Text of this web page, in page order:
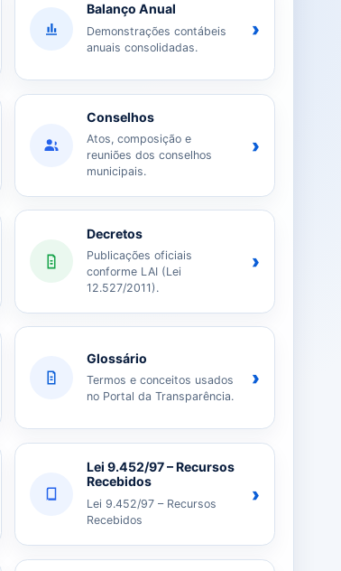
Balanço Anual
Demonstrações contábeis
anuais consolidadas.
›
Conselhos
Atos, composição e
reuniões dos conselhos
municipais.
›
Decretos
Publicações oficiais
conforme LAI (Lei
12.527/2011).
›
Glossário
Termos e conceitos usados
no Portal da Transparência.
›
Lei 9.452/97 – Recursos
Recebidos
Lei 9.452/97 – Recursos
Recebidos
›